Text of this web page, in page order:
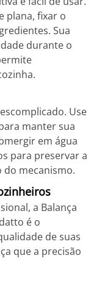
plana, fixar o
Sua
durante o
Use
manter sua
em água
para preservar a
do mecanismo.
a Balança
é o
de suas
que a precisão